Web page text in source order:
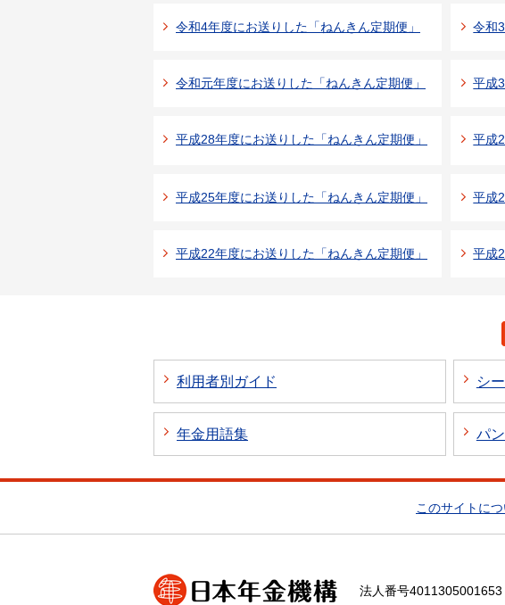
令和4年度にお送りした「ねんきん定期便」 令和
令和元年度にお送りした「ねんきん定期便」 平成
平成28年度にお送りした「ねんきん定期便」 平成
平成25年度にお送りした「ねんきん定期便」 平成
平成22年度にお送りした「ねんきん定期便」 平成
利用者別ガイド シ
年金用語集 パ
このサイトに
法人番号4011305001653